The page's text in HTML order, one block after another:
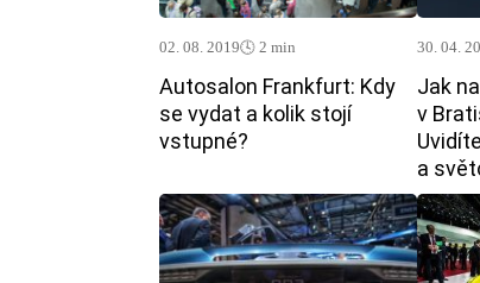
02. 08. 2019🕓 2 min
Autosalon Frankfurt: Kdy
se vydat a kolik stojí
vstupné?
30. 04.
Jak
v
a